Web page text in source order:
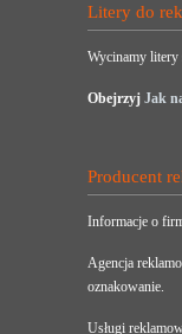
Litery do
Wycinamy litery
Obejrzyj Jak
Producent
Informacje o
Agencja
oznakowanie.
Usługi